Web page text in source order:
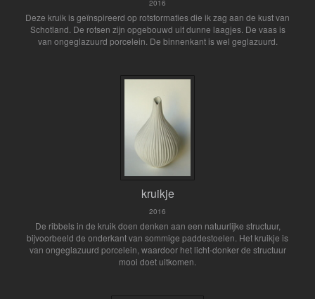
2016
Deze kruik is geïnspireerd op rotsformaties die ik zag aan de kust van
Schotland. De rotsen zijn opgebouwd uit dunne laagjes. De vaas is
van ongeglazuurd porcelein. De binnenkant is wel geglazuurd.
kruikje
2016
De ribbels in de kruik doen denken aan een natuurlijke structuur,
bijvoorbeeld de onderkant van sommige paddestoelen. Het kruikje is
van ongeglazuurd porcelein, waardoor het licht-donker de structuur
mooi doet uitkomen.